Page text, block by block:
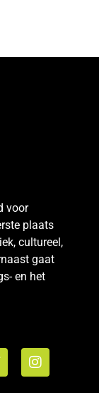
voor
plaats
cultureel,
gaat
en het